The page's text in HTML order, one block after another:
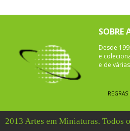
SOBRE
Desde
e
e de
2013 Artes em Miniaturas. Todos